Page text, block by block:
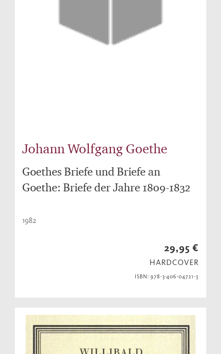
Johann Wolfgang Goethe
Goethes Briefe und Briefe an
Goethe: Briefe der Jahre 1809-1832
1982
29,95 €
HARDCOVER
ISBN: 978-3-406-04721-3